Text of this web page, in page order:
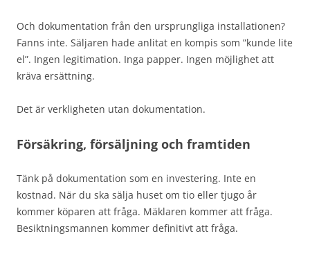
Och dokumentation från den ursprungliga installationen?
Fanns inte. Säljaren hade anlitat en kompis som ”kunde lite
el”. Ingen legitimation. Inga papper. Ingen möjlighet att
kräva ersättning.
Det är verkligheten utan dokumentation.
Försäkring, försäljning och framtiden
Tänk på dokumentation som en investering. Inte en
kostnad. När du ska sälja huset om tio eller tjugo år
kommer köparen att fråga. Mäklaren kommer att fråga.
Besiktningsmannen kommer definitivt att fråga.